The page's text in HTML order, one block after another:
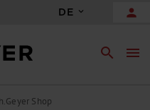
DE person
search menu
Shop